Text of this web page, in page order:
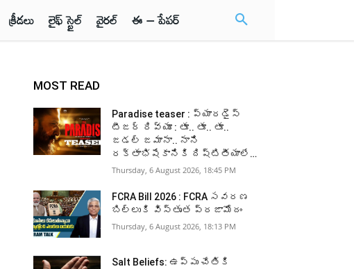
క్రీడలు లైఫ్ స్టైల్ వైరల్ ఈ – పేపర్
MOST READ
Paradise teaser : ప్యారడైస్
టీజర్ రివ్యూ : తూ.. తూ.. తూ..
జడల్ జమానా.. నాని
రక్తాభిషేకానికి దిష్టితీయాలే…
Thursday, 6 August 2026, 18:45 PM
FCRA Bill 2026 : FCRA సవరణ
బిల్లుకి విస్తృత ప్రజామోదం
Thursday, 6 August 2026, 18:13 PM
Salt Beliefs: ఉప్పు చేతికి